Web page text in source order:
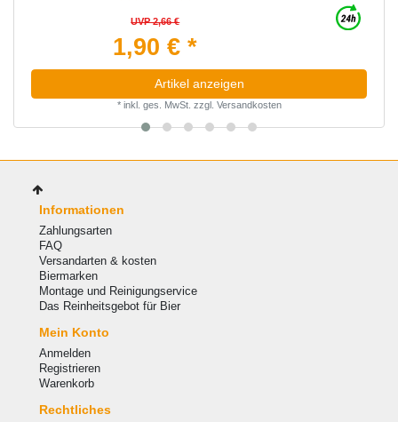
UVP 2,66 €
1,90 € *
Artikel anzeigen
* inkl. ges. MwSt. zzgl. Versandkosten
Informationen
Zahlungsarten
FAQ
Versandarten & kosten
Biermarken
Montage und Reinigungservice
Das Reinheitsgebot für Bier
Mein Konto
Anmelden
Registrieren
Warenkorb
Rechtliches